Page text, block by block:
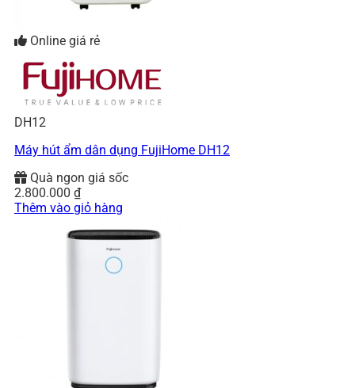
Online giá rẻ
DH12
Máy hút ẩm dân dụng FujiHome DH12
Quà ngon giá sốc
2.800.000 ₫
Thêm vào giỏ hàng